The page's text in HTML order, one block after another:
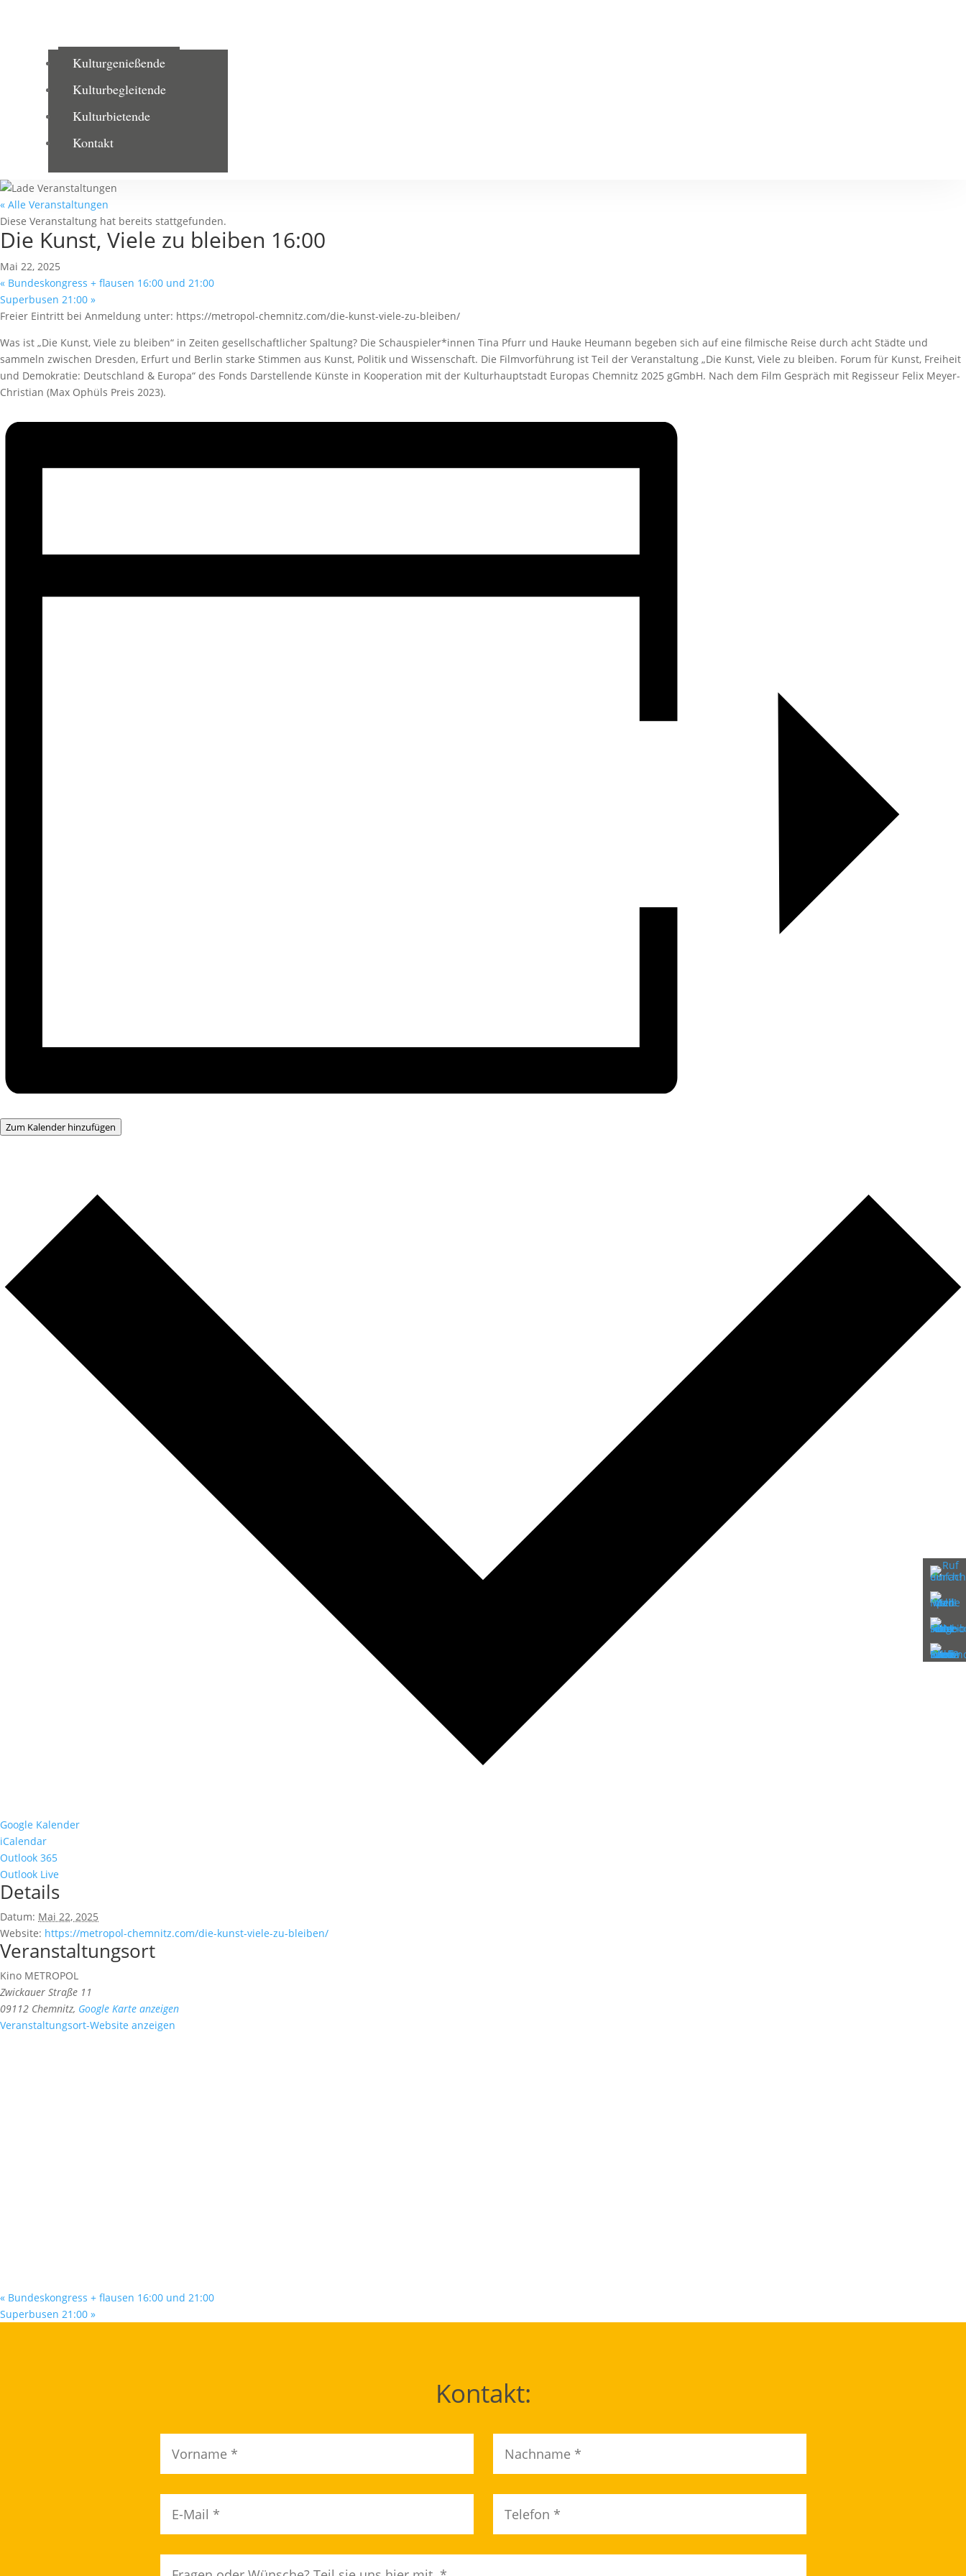
Kulturgenießende
Kulturbegleitende
Kulturbietende
Kontakt
« Alle Veranstaltungen
Diese Veranstaltung hat bereits stattgefunden.
Die Kunst, Viele zu bleiben 16:00
Mai 22, 2025
« Bundeskongress + flausen 16:00 und 21:00
Superbusen 21:00 »
Freier Eintritt bei Anmeldung unter: https://metropol-chemnitz.com/die-kunst-viele-zu-bleiben/
Was ist „Die Kunst, Viele zu bleiben“ in Zeiten gesellschaftlicher Spaltung? Die Schauspieler*innen Tina Pfurr und Hauke Heumann begeben sich auf eine filmische Reise durch acht Städte und
sammeln zwischen Dresden, Erfurt und Berlin starke Stimmen aus Kunst, Politik und Wissenschaft. Die Filmvorführung ist Teil der Veranstaltung „Die Kunst, Viele zu bleiben. Forum für Kunst, Freiheit
und Demokratie: Deutschland & Europa“ des Fonds Darstellende Künste in Kooperation mit der Kulturhauptstadt Europas Chemnitz 2025 gGmbH. Nach dem Film Gespräch mit Regisseur Felix Meyer-
Christian (Max Ophüls Preis 2023).
Zum Kalender hinzufügen
Google Kalender
iCalendar
Outlook 365
Outlook Live
Details
Datum: Mai 22, 2025
Website: https://metropol-chemnitz.com/die-kunst-viele-zu-bleiben/
Veranstaltungsort
Kino METROPOL
Zwickauer Straße 11
09112 Chemnitz, Google Karte anzeigen
Veranstaltungsort-Website anzeigen
« Bundeskongress + flausen 16:00 und 21:00
Superbusen 21:00 »
Kontakt: